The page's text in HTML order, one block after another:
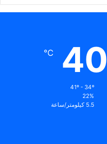
40
℃
41º - 34º
22%
5.5 كيلومتر/ساعة